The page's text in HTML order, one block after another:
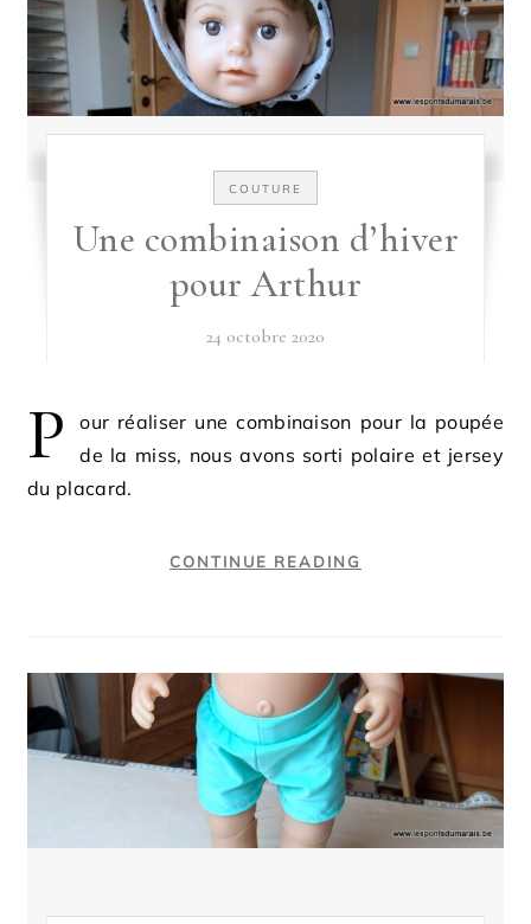
COUTURE
Une combinaison d’hiver
pour Arthur
24 octobre 2020
P
our réaliser une combinaison pour la poupée
de la miss, nous avons sorti polaire et jersey
du placard.
CONTINUE READING